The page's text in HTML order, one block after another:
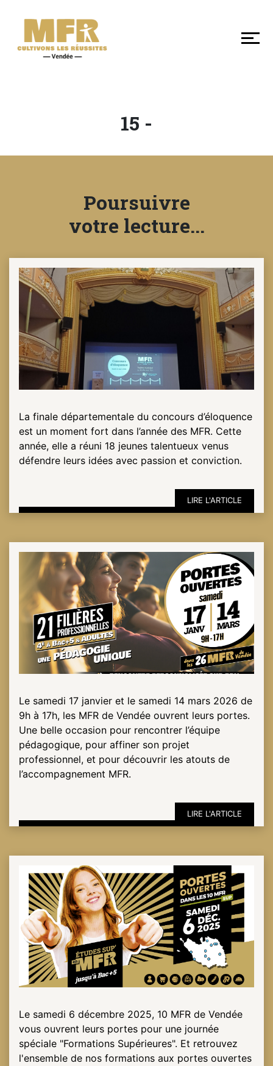
DÉCOUVRIR
NOS
MFR
NOTRE
ACTUALITÉ
VENEZ
TRAVAILLER
EN
PRENDRE
CONTACTER
ESPACE
PRO
15 -
Poursuivre
votre lecture...
La finale départementale du concours d’éloquence
est un moment fort dans l’année des MFR. Cette
année, elle a réuni 18 jeunes talentueux venus
défendre leurs idées avec passion et conviction.
LIRE L'ARTICLE
Le samedi 17 janvier et le samedi 14 mars 2026 de
9h à 17h, les MFR de Vendée ouvrent leurs portes.
Une belle occasion pour rencontrer l’équipe
pédagogique, pour affiner son projet
professionnel, et pour découvrir les atouts de
l’accompagnement MFR.
LIRE L'ARTICLE
Le samedi 6 décembre 2025, 10 MFR de Vendée
vous ouvrent leurs portes pour une journée
spéciale "Formations Supérieures". Et retrouvez
l'ensemble de nos formations aux portes ouvertes